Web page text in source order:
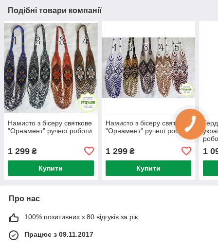
Подібні товари компанії
Намисто з бісеру святкове
"Орнамент" ручної роботи
1 299 ₴
Купити
Намисто з бісеру святкове
"Орнамент" ручної роботи
1 299₴
Купити
1
Про нас
100% позитивних з 80 відгуків за рік
Працює з 09.11.2017